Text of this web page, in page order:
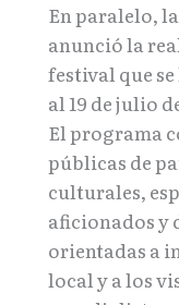
En paralelo,
anunció la
festival que
al 19 de julio
El programa
públicas de
culturales,
aficionados y
orientadas a
local y a los